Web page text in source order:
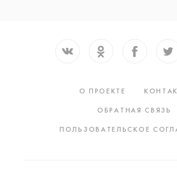
О ПРОЕКТЕ
ОБРАТНАЯ СВЯЗЬ
ПОЛЬЗОВАТЕЛЬСКОЕ